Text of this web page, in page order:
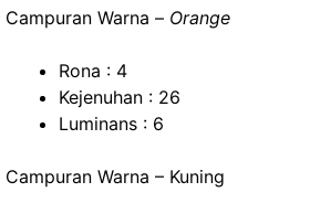
Campuran Warna – Orange
Rona : 4
Kejenuhan : 26
Luminans : 6
Campuran Warna – Kuning